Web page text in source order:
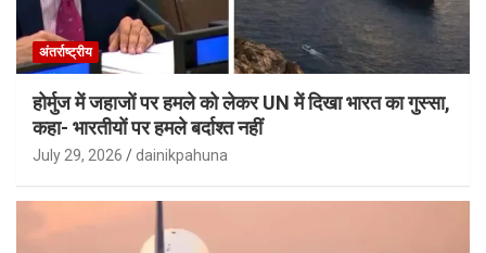
अंतर्राष्ट्रीय
होर्मुज में जहाजों पर हमले को लेकर UN में दिखा भारत का गुस्सा,
कहा- भारतीयों पर हमले बर्दाश्त नहीं
July 29, 2026 dainikpahuna